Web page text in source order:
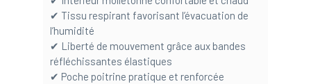
✔ Tissu respirant favorisant l’évacuation de
l’humidité
✔ Liberté de mouvement grâce aux bandes
réfléchissantes élastiques
✔ Poche poitrine pratique et renforcée